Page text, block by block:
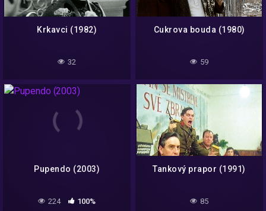
Krkavci (1982)
32
Cukrova bouda (1980)
59
Pupendo (2003)
224 100%
Tankový prapor (1991)
85